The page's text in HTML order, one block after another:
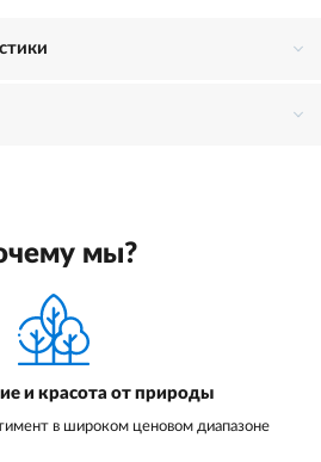
мы?
и красота от природы
в широком ценовом диапазоне